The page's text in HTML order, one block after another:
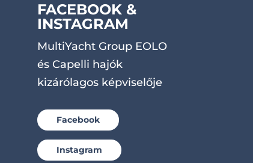
FACEBOOK &
INSTAGRAM
MultiYacht Group EOLO
és Capelli hajók
kizárólagos képviselője
Facebook
Instagram